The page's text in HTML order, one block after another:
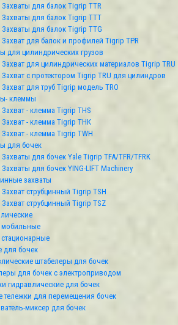
Захваты для балок Tigrip TTR
Захваты для балок Tigrip TTT
Захваты для балок Tigrip TTG
Захват для балок и профилей Tigrip TPR
для цилиндрических грузов
Захват для цилиндрических материалов Tigrip TRU
Захват c протектором Tigrip TRU для цилиндров
Захват для труб Tigrip модель TRО
клеммы
Захват - клемма Tigrip THS
Захват - клемма Tigrip THК
Захват - клемма Tigrip TWH
для бочек
Захваты для бочек Yale Tigrip TFA/TFR/TFRK
Захваты для бочек YING-LIFT Machinery
захваты
Захват струбцинный Tigrip TSH
Захват струбцинный Tigrip TSZ
для бочек
штабелеры для бочек
для бочек с электроприводом
гидравлические для бочек
тележки для перемещения бочек
миксер для бочек